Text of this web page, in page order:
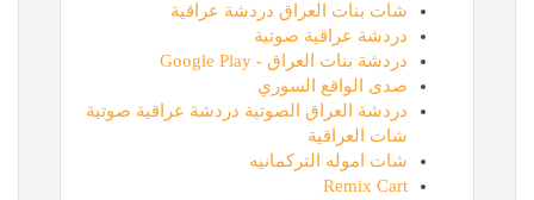
شات بنات العراق دردشة عراقية
دردشة عراقية صوتية
دردشة بنات العراق - Google Play
صدى الواقع السوري
دردشة العراق الصوتية دردشة عراقية صوتية
شات العراقية
شات اموله التركمانيه
Remix Cart